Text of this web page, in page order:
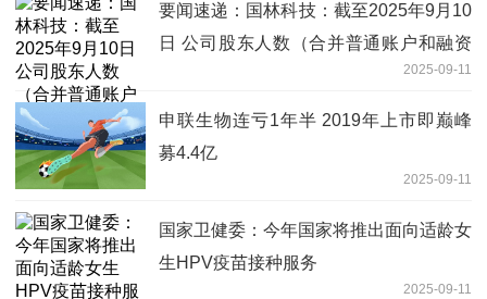
要闻速递：国林科技：截至2025年9月10
日 公司股东人数（合并普通账户和融资
2025-09-11
申联生物连亏1年半 2019年上市即巅峰
募4.4亿
2025-09-11
国家卫健委：今年国家将推出面向适龄女
生HPV疫苗接种服务
2025-09-11